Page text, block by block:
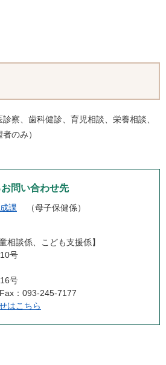
察、歯科健診、育児相談、栄養相談、
のみ）
問い合わせ先
課 母子保健係
相談係、こども支援係】
号
号
Fax：093-245-7177
はこちら